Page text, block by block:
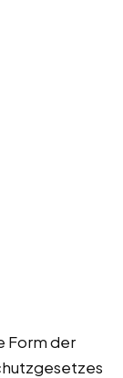
Form der